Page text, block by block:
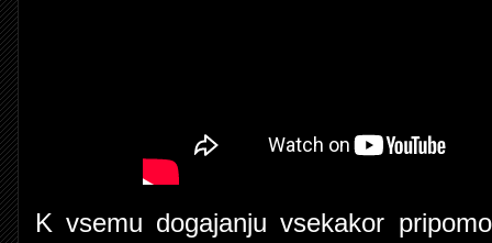
K vsemu dogajanju vsekakor